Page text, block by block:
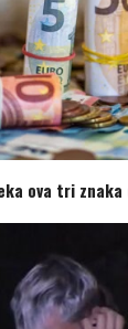
ova tri znaka